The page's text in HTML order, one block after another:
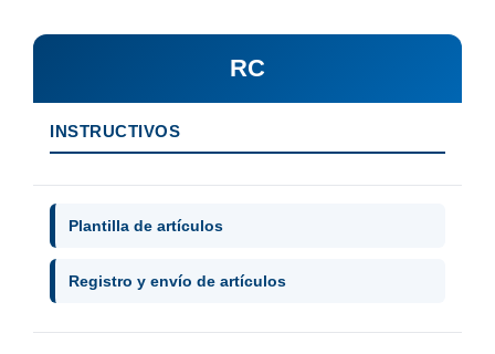
RC
INSTRUCTIVOS
Plantilla de artículos
Registro y envío de artículos